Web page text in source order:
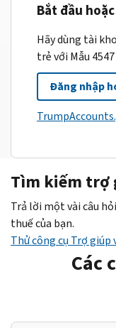
Bắt đầu
Hãy dùng tài
trẻ với Mẫu
Đăng nhập
Tìm kiếm trợ
Trả lời một vài câu
thuế của bạn.
Thử công cụ Trợ giúp
Các